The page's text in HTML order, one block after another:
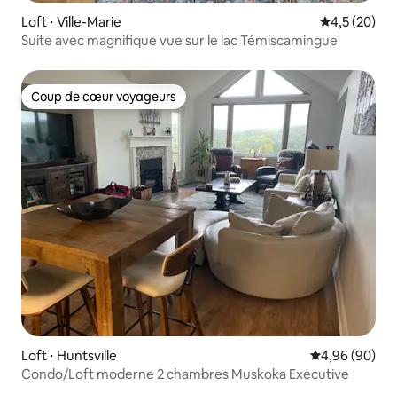
Loft ⋅ Ville-Marie Évaluation
4,5 (20)
Suite avec magnifique vue sur le lac Témiscamingue
Coup de cœur voyageurs
Coup de cœur voyageurs
Loft ⋅ Huntsville Évaluation
4,96 (90)
Condo/Loft moderne 2 chambres Muskoka Executive